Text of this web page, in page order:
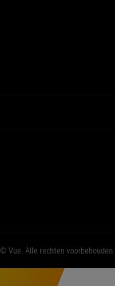
© Vue. Alle rechten voorbehouden.